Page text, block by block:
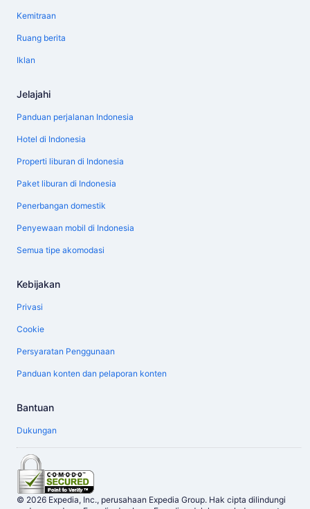
Kemitraan
Ruang berita
Iklan
Jelajahi
Panduan perjalanan Indonesia
Hotel di Indonesia
Properti liburan di Indonesia
Paket liburan di Indonesia
Penerbangan domestik
Penyewaan mobil di Indonesia
Semua tipe akomodasi
Kebijakan
Privasi
Cookie
Persyaratan Penggunaan
Panduan konten dan pelaporan konten
Bantuan
Dukungan
© 2026 Expedia, Inc., perusahaan Expedia Group. Hak cipta dilindungi